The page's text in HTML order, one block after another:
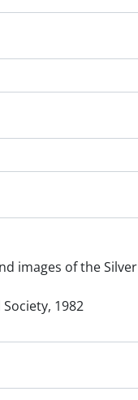
images of the Silver
1982